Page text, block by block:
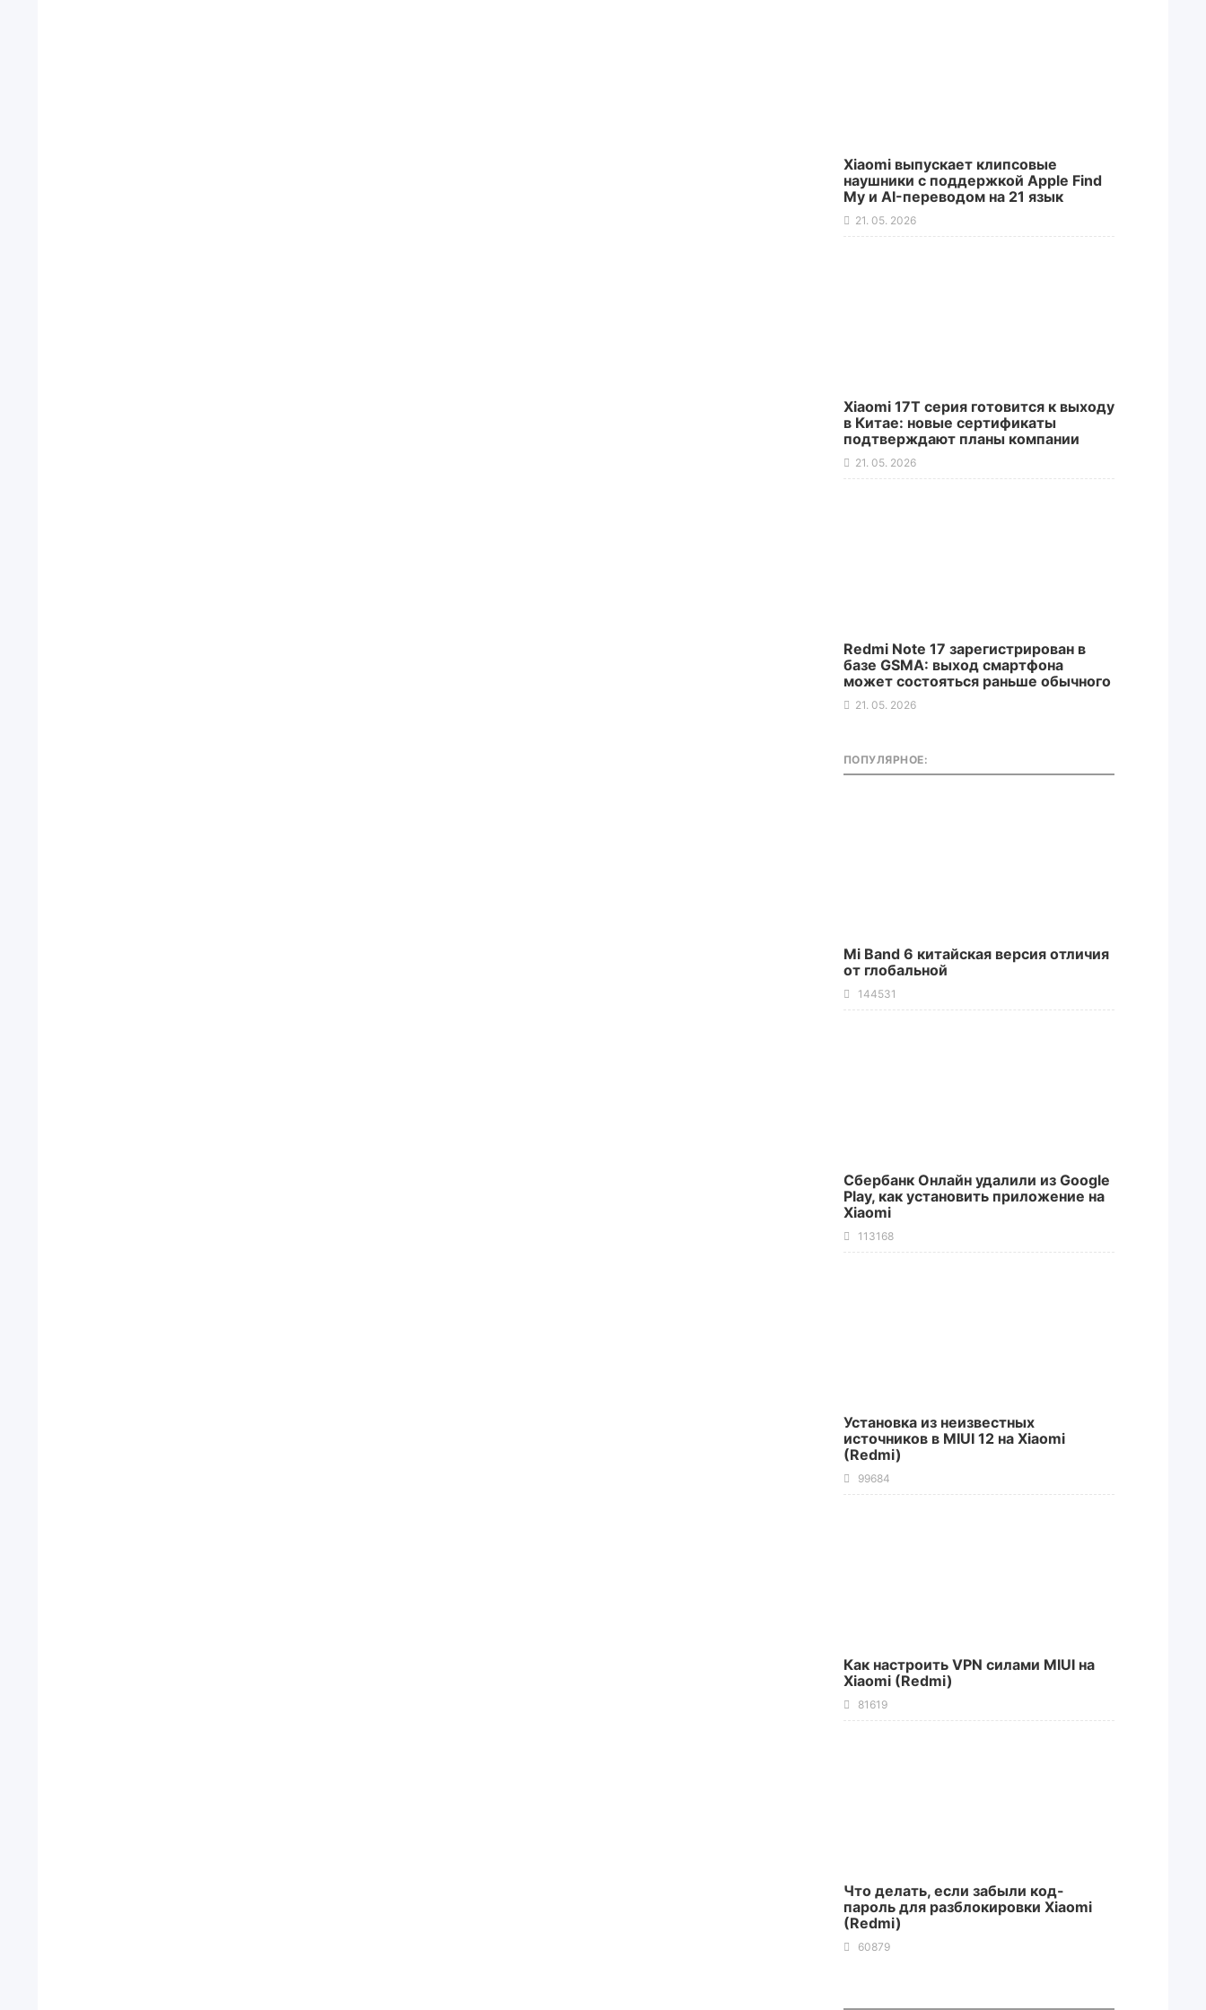
Xiaomi выпускает клипсовые
наушники с поддержкой Apple Find
My и AI-переводом на 21 язык
21. 05. 2026
Xiaomi 17T серия готовится к выходу
в Китае: новые сертификаты
подтверждают планы компании
21. 05. 2026
Redmi Note 17 зарегистрирован в
базе GSMA: выход смартфона
может состояться раньше обычного
21. 05. 2026
ПОПУЛЯРНОЕ:
Mi Band 6 китайская версия отличия
от глобальной
144531
Сбербанк Онлайн удалили из Google
Play, как установить приложение на
Xiaomi
113168
Установка из неизвестных
источников в MIUI 12 на Xiaomi
(Redmi)
99684
Как настроить VPN силами MIUI на
Xiaomi (Redmi)
81619
Что делать, если забыли код-
пароль для разблокировки Xiaomi
(Redmi)
60879